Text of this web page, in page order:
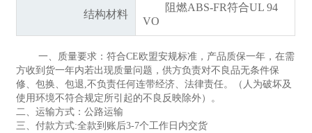
结构材料
阻燃ABS-FR符合UL 94
VO
一、质量要求：符合CE欧盟安规标准，产品质保一年，在需
方收到货一年内若出现质量问题，供方负责对不良品无条件保
修、包换、包退,不负责任何连带经济、法律责任。（人为破坏及
使用环境不符合规定所引起的不良反映除外）。
二、运输方式：公路运输
三、付款方式:全款到账后3-7个工作日内交货